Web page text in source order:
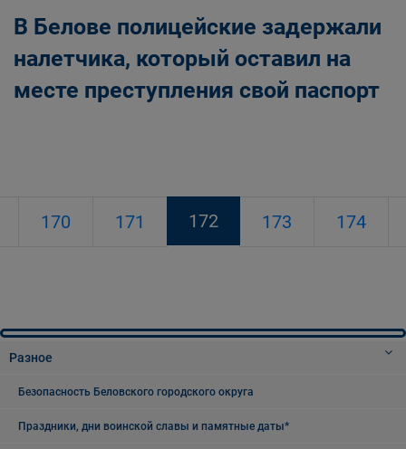
В Белове полицейские задержали
налетчика, который оставил на
месте преступления свой паспорт
170 171 172 173 174
Разное
Безопасность Беловского городского округа
Праздники, дни воинской славы и памятные даты*